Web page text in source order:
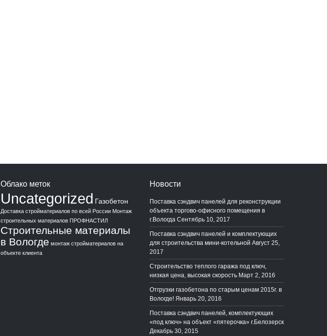
Облако меток
Uncategorized Газобетон
Доставка стройматериалов по всей России Монтаж
строительных материалов ПРОФНАСТИЛ
Строительные материалы
в Вологде монтаж стройматериалов на
объекте клиента
Новости
Поставка сэндвич панелей для реконструкции
объекта торгово-офисного помещения в
г.Вологда Сентябрь 10, 2017
Поставка сэндвич панелей и комплектующих
для строительства мини-котельной Август 25,
2017
Строительство теплого гаража под ключ,
низкая цена, высокая скорость Март 2, 2016
Отгрузки газобетона по старым ценам 2015г. в
Вологде! Январь 20, 2016
Поставка сэндвич панелей, комплектующих
«под ключ» на объект «пятерочка» г.Белозерск
Декабрь 30, 2015